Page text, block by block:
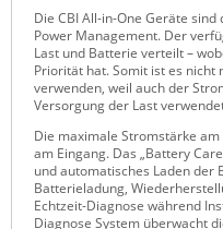
Poynting
Raritan
Riello UPS
Server Technology
Siretta
SIRIO Antenne
Sunbird
Die CBI All-in-One Geräte
Power Management. Der
Last und Batterie verteilt –
Priorität hat. Somit ist es nicht
verwenden, weil auch der
Versorgung der Last
Die maximale Stromstärke
am Eingang. Das „Battery
und automatisches Laden der
Batterieladung,
Echtzeit-Diagnose während
Diagnose System überwacht